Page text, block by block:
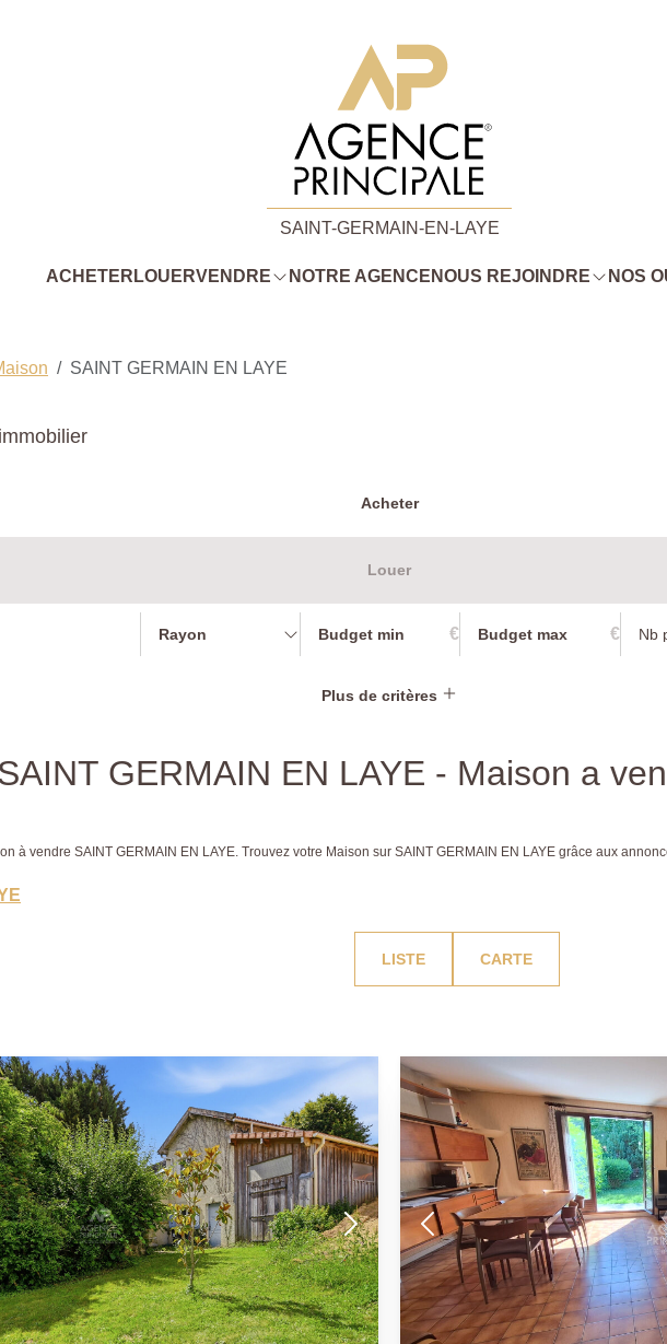
SAINT-GERMAIN-EN-LAYE
ACHETER LOUERVENDRE NOTRE AGENCE NOUS REJOINDRE NOS
SAINT GERMAIN EN LAYE
Acheter
Louer
Rayon € €
Plus de critères
GERMAIN EN LAYE - Maison a
à vendre SAINT GERMAIN EN LAYE. Trouvez votre Maison sur SAINT GERMAIN EN LAYE grâce aux
LISTE CARTE